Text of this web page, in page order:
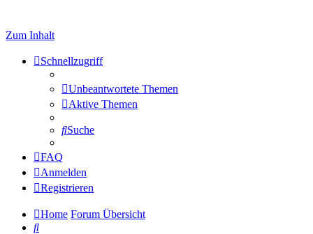
Zum Inhalt
Schnellzugriff
Unbeantwortete Themen
Aktive Themen
Suche
FAQ
Anmelden
Registrieren
Home Forum Übersicht
Suche